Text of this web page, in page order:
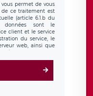
permet de vous
de ce traitement est
(article 6.1.b du
données sont le
client et le service
du service, le
web, ainsi que
Le formulaire
hébergé par
clauses de
données collectées
en sollicite la